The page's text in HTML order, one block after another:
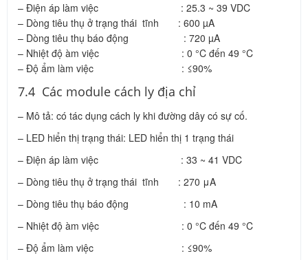
– Dòng tiêu thụ báo động : 10 mA
– Nhiệt độ àm việc : 0 °C đến 49 °C
– Độ ẩm làm việc : ≤90%
vui lòng liên hệ: 0963.284.114 (Mr. Phùng – PCCC Thăng
Long)